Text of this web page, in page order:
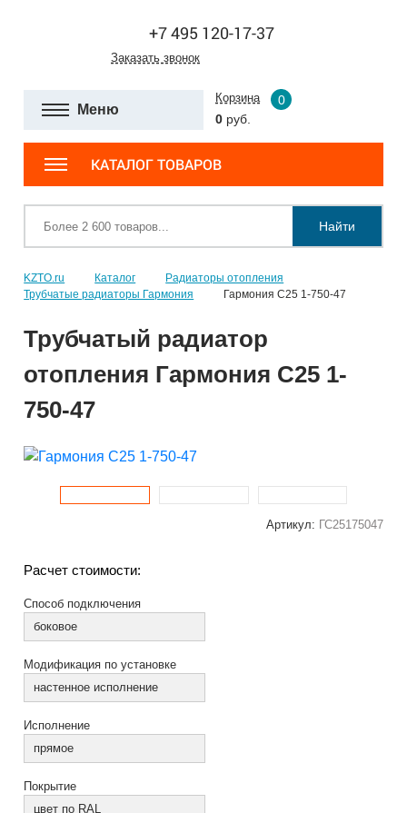
+7 495 120-17-37
Заказать звонок
Меню
Корзина
0
0 руб.
КАТАЛОГ ТОВАРОВ
Найти
KZTO.ru Каталог
Радиаторы отопления
Трубчатые радиаторы Гармония
Гармония С25 1-750-47
Трубчатый радиатор
отопления Гармония С25 1-
750-47
Артикул: ГС25175047
Расчет стоимости:
Способ подключения
боковое
Модификация по установке
настенное исполнение
Исполнение
прямое
Покрытие
цвет по RAL